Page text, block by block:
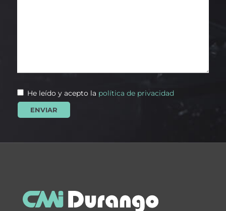
He leído y acepto la política de privacidad